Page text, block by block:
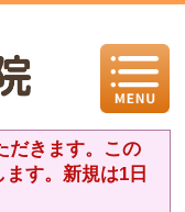
だきます。この
す。新規は1日